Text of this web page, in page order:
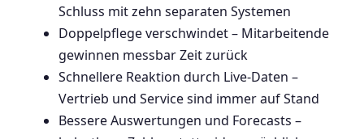
Schluss mit zehn separaten Systemen
Doppelpflege verschwindet – Mitarbeitende
gewinnen messbar Zeit zurück
Schnellere Reaktion durch Live-Daten –
Vertrieb und Service sind immer auf Stand
Bessere Auswertungen und Forecasts –